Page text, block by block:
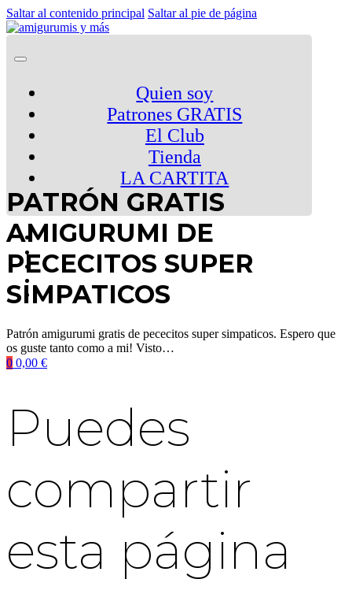
Saltar al contenido principal Saltar al pie de página
Quien soy
Patrones GRATIS
El Club
Tienda
LA CARTITA
0 0,00 €
PATRÓN GRATIS
AMIGURUMI DE
PECECITOS SUPER
SIMPATICOS
Patrón amigurumi gratis de pececitos super simpaticos. Espero que
os guste tanto como a mi! Visto…
Puedes
compartir
esta página